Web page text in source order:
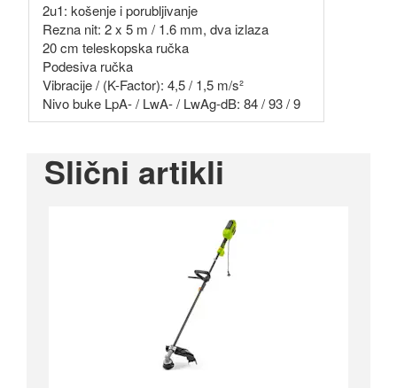
2u1: košenje i porubljivanje
Rezna nit: 2 x 5 m / 1.6 mm, dva izlaza
20 cm teleskopska ručka
Podesiva ručka
Vibracije / (K-Factor): 4,5 / 1,5 m/s²
Nivo buke LpA- / LwA- / LwAg-dB: 84 / 93 / 9
Slični artikli